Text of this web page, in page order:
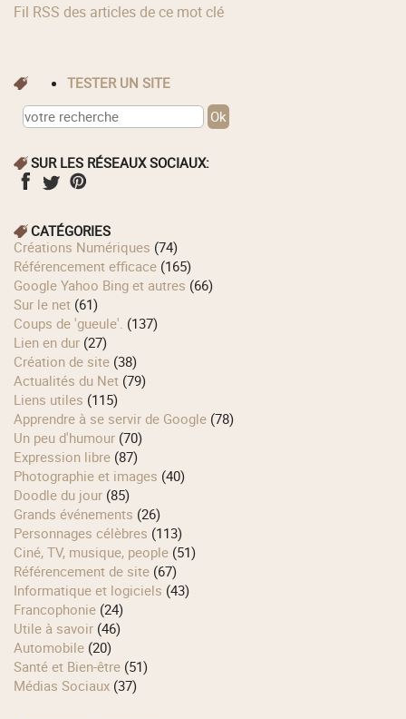
Fil RSS des articles de ce mot clé
TESTER UN SITE
SUR LES RÉSEAUX SOCIAUX:
CATÉGORIES
Créations Numériques (74)
Référencement efficace (165)
Google Yahoo Bing et autres (66)
Sur le net (61)
Coups de 'gueule'. (137)
Lien en dur (27)
Création de site (38)
Actualités du Net (79)
Liens utiles (115)
Apprendre à se servir de Google (78)
Un peu d'humour (70)
Expression libre (87)
Photographie et images (40)
Doodle du jour (85)
Grands événements (26)
Personnages célèbres (113)
Ciné, TV, musique, people (51)
Référencement de site (67)
Informatique et logiciels (43)
Francophonie (24)
Utile à savoir (46)
Automobile (20)
Santé et Bien-être (51)
Médias Sociaux (37)